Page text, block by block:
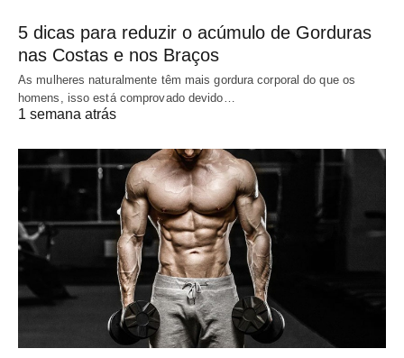
5 dicas para reduzir o acúmulo de Gorduras
nas Costas e nos Braços
As mulheres naturalmente têm mais gordura corporal do que os
homens, isso está comprovado devido…
1 semana atrás